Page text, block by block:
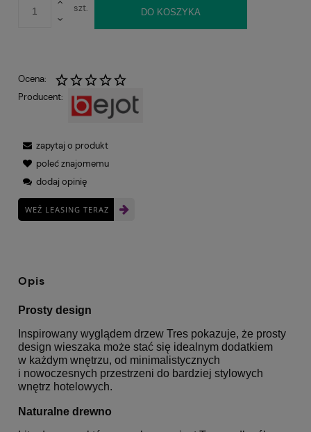
szt. DO KOSZYKA
Ocena:
Producent:
zapytaj o produkt
poleć znajomemu
dodaj opinię
WEŹ LEASING TERAZ
Opis
Prosty design
Inspirowany wyglądem drzew Tres pokazuje, że prosty
design wieszaka może stać się idealnym dodatkiem
w każdym wnętrzu, od minimalistycznych
i nowoczesnych przestrzeni do bardziej stylowych
wnętrz hotelowych.
Naturalne drewno